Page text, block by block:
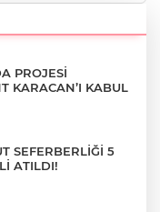
PROJESİ
KARACAN’I KABUL
SEFERBERLİĞİ 5
ATILDI!